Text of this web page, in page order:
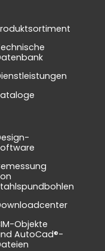
Objekte
AutoCad®-